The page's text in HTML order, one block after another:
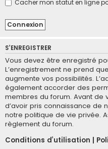
Cacher mon statut en ligne
S’ENREGISTRER
Vous devez être enregistré
L’enregistrement ne prend
augmente vos possibilités.
également accorder des
membres du forum. Avant de
d’avoir pris connaissance de
notre politique de vie privée.
règlement du forum.
Conditions d’utilisation |